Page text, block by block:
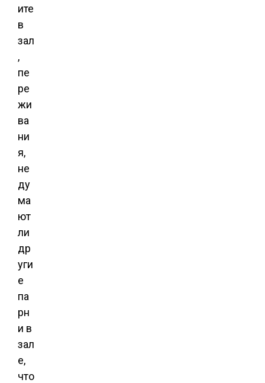
ите
в
зал
,
пе
ре
жи
ва
ни
я,
не
ду
ма
ют
ли
др
уги
е
па
рн
и в
зал
е,
что